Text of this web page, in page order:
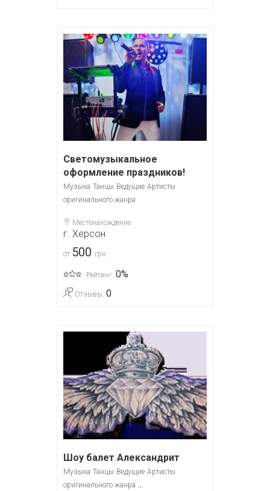
Светомузыкальное
оформление праздников!
Музыка Танцы Ведущие Артисты
оригинального жанра
Местонахождение:
г. Херсон
от 500 грн.
Рейтинг: 0%
Отзывы: 0
Шоу балет Александрит
Музыка Танцы Ведущие Артисты
оригинального жанра ...